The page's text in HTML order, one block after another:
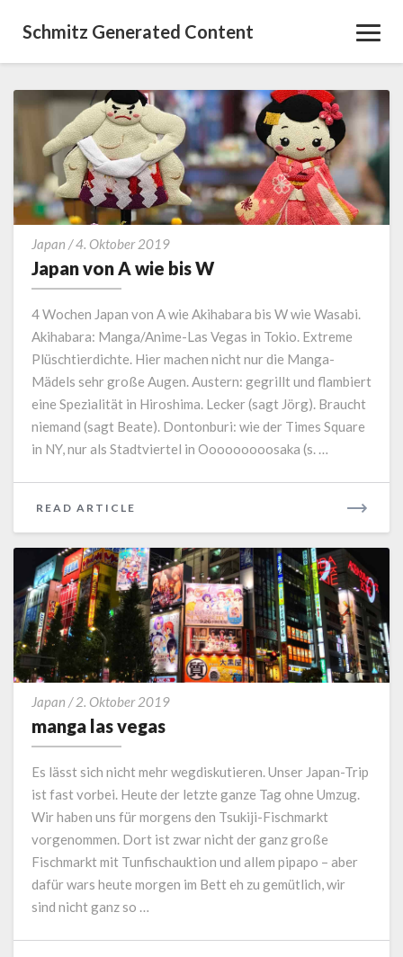
Schmitz Generated Content
Japan /4. Oktober 2019Japan
von
bis
W
Japan von A wie bis W
4 Wochen Japan von A wie Akihabara bis W wie Wasabi.
Akihabara: Manga/Anime-Las Vegas in Tokio. Extreme
Plüschtierdichte. Hier machen nicht nur die Manga-
Mädels sehr große Augen. Austern: gegrillt und flambiert
eine Spezialität in Hiroshima. Lecker (sagt Jörg). Braucht
niemand (sagt Beate). Dontonburi: wie der Times Square
in NY, nur als Stadtviertel in Ooooooooosaka (s. …
READ ARTICLE
MORE
Japan /2. Oktober 2019manga
manga las vegas
Es lässt sich nicht mehr wegdiskutieren. Unser Japan-Trip
ist fast vorbei. Heute der letzte ganze Tag ohne Umzug.
Wir haben uns für morgens den Tsukiji-Fischmarkt
vorgenommen. Dort ist zwar nicht der ganz große
Fischmarkt mit Tunfischauktion und allem pipapo – aber
dafür wars heute morgen im Bett eh zu gemütlich, wir
sind nicht ganz so …